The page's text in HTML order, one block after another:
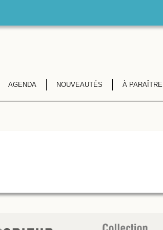
AGENDA NOUVEAUTÉS À PARAÎTRE